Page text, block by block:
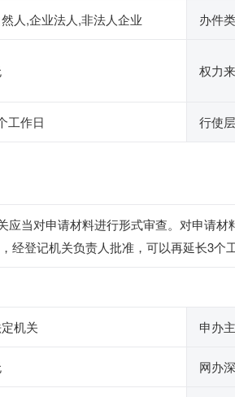
然人,企业法人,非法人企业 办件
权力
工作日 行使
当对申请材料进行形式审查。对申请材
登记机关负责人批准，可以再延长3个工
机关 申办
网办